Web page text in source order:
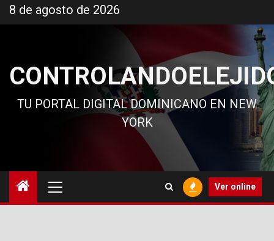
al
8 de agosto de 2026
TU PORTAL DIGITAL DOMINICANO EN NEW
YORK
principal
Ver online